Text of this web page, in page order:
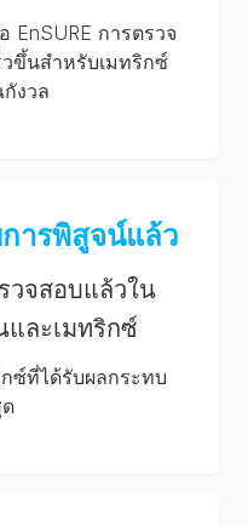
EnSURE การตรวจ
ขึ้นสำหรับเมทริกซ์
งวล
ารพิสูจน์แล้ว
วจสอบแล้วใน
ละเมทริกซ์
ซ์ที่ได้รับผลกระทบ